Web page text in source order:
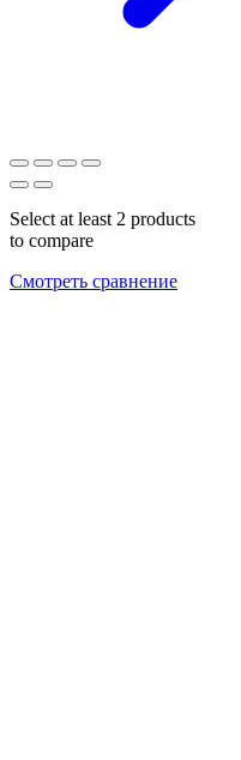
Select at least 2 products
to compare
Смотреть сравнение